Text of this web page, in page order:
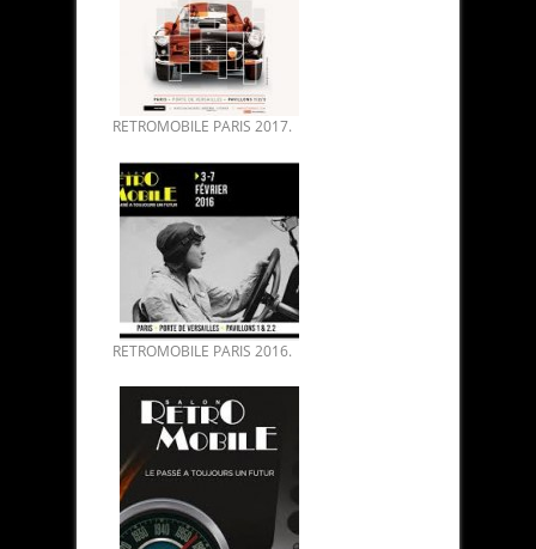
RETROMOBILE PARIS 2017.
RETROMOBILE PARIS 2016.